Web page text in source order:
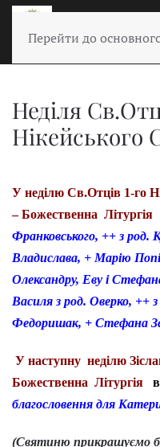
Перейти до
Неділя
Нікейського
У неділю Св.Отців 1-го
– Божественна Літургія
Франковського, ++ з род.
Владислава, + Марію
Олександру, Еву і
Василя з род. Оверко, ++
Федоришак, + Стефана
У наступну неділю
Божественна Літургія в
благословення для
(Святиню прикрашуємо